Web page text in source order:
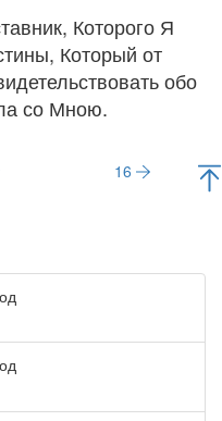
Которого Я
Который от
обо
со Мною.
16